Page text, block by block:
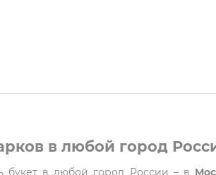
в любой город
букет в любой город России – в